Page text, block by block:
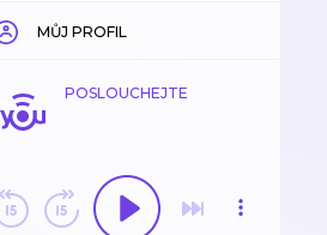
MŮJ PROFIL
POSLOUCHEJTE